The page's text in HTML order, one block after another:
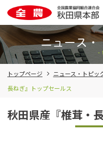
トップページ ニュース・トピッ
長ねぎ』トップセールス
秋田県産『椎茸・